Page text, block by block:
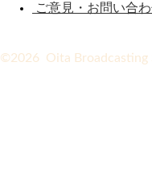
ご意見・お問い合
©2026 Oita Broadcasting